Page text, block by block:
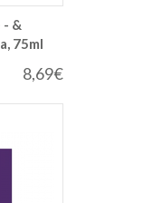
- &
75ml
8,69€